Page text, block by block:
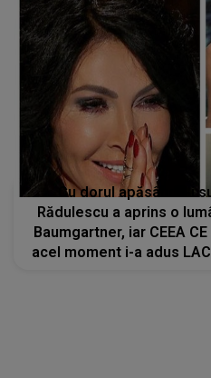
Cu dorul apăsându-i
Rădulescu a aprins o
Baumgartner, iar CEEA
acel moment i-a adus